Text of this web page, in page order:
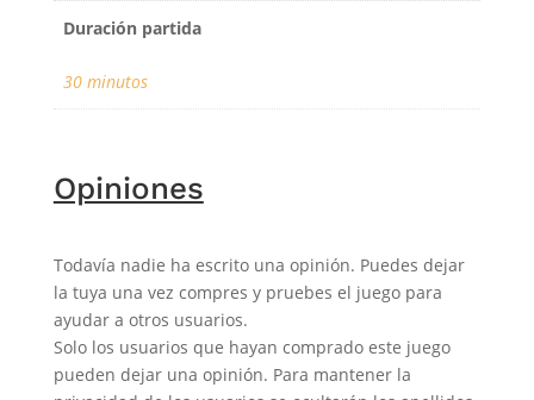
Duración partida
30 minutos
Opiniones
Todavía nadie ha escrito una opinión. Puedes dejar
la tuya una vez compres y pruebes el juego para
ayudar a otros usuarios.
Solo los usuarios que hayan comprado este juego
pueden dejar una opinión. Para mantener la